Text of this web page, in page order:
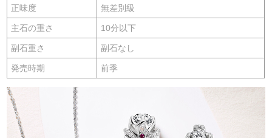
正味度 無差別級
主石の重さ 10分以下
副石重さ 副石なし
発売時期 前季